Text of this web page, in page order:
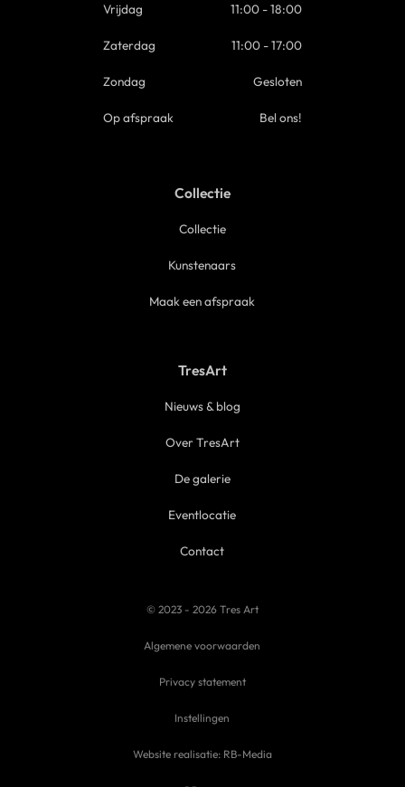
Vrijdag 11:00 - 18:00
Zaterdag 11:00 - 17:00
Zondag Gesloten
Op afspraak Bel ons!
Collectie
Collectie
Kunstenaars
Maak een afspraak
TresArt
Nieuws & blog
Over TresArt
De galerie
Eventlocatie
Contact
© 2023 - 2026 Tres Art
Algemene voorwaarden
Privacy statement
Instellingen
Website realisatie: RB-Media